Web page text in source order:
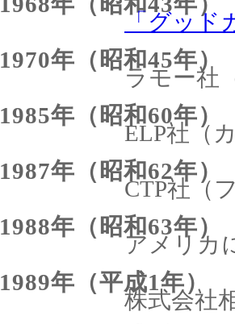
「グッド
1970年（昭和45年）
ラモー社
1985年（昭和60年）
ELP社（
1987年（昭和62年）
CTP社（
1988年（昭和63年）
アメリカ
1989年（平成1年）
株式会社